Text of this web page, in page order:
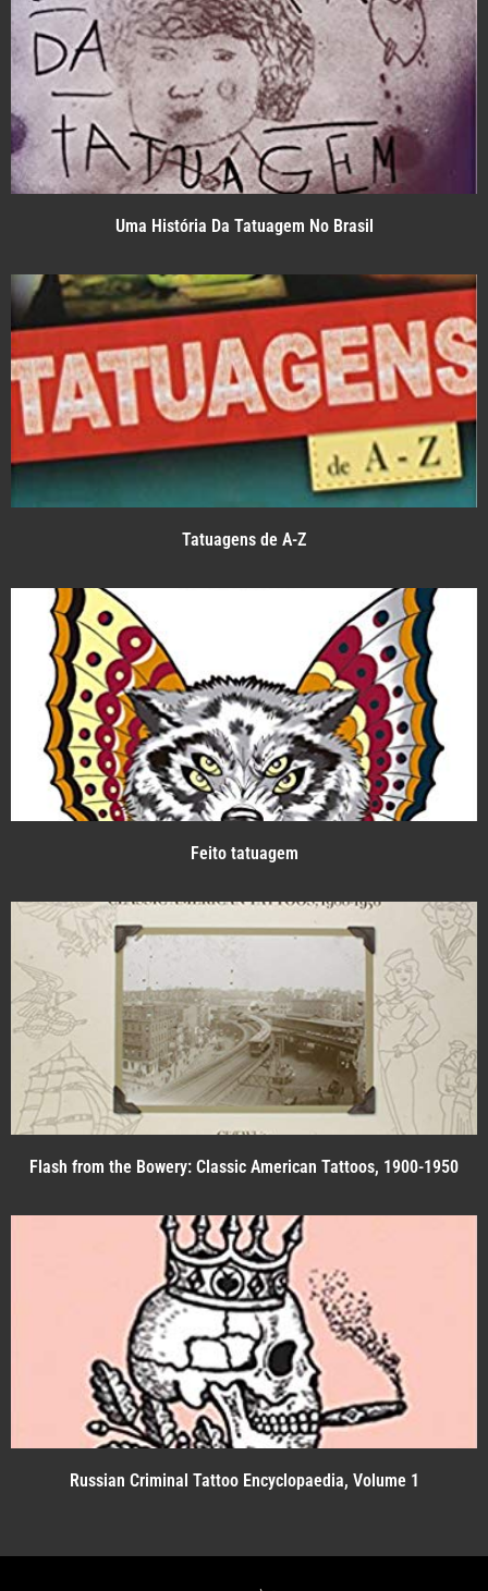
Uma História Da Tatuagem No Brasil
Tatuagens de A-Z
Feito tatuagem
Flash from the Bowery: Classic American Tattoos, 1900-1950
Russian Criminal Tattoo Encyclopaedia, Volume 1